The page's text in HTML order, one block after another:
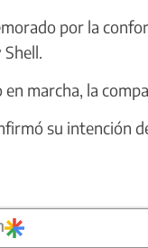
por la
marcha, la
su intención